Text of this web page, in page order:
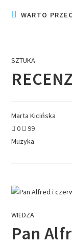
WARTO
SZTUKA
Marta Kicińska
0
99
Muzyka
WIEDZA
Pan